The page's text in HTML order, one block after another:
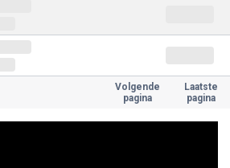
Volgende
pagina
Laatste
pagina